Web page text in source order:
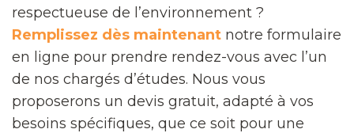
respectueuse de l’environnement ?
Remplissez dès maintenant notre formulaire
en ligne pour prendre rendez-vous avec l’un
de nos chargés d’études. Nous vous
proposerons un devis gratuit, adapté à vos
besoins spécifiques, que ce soit pour une